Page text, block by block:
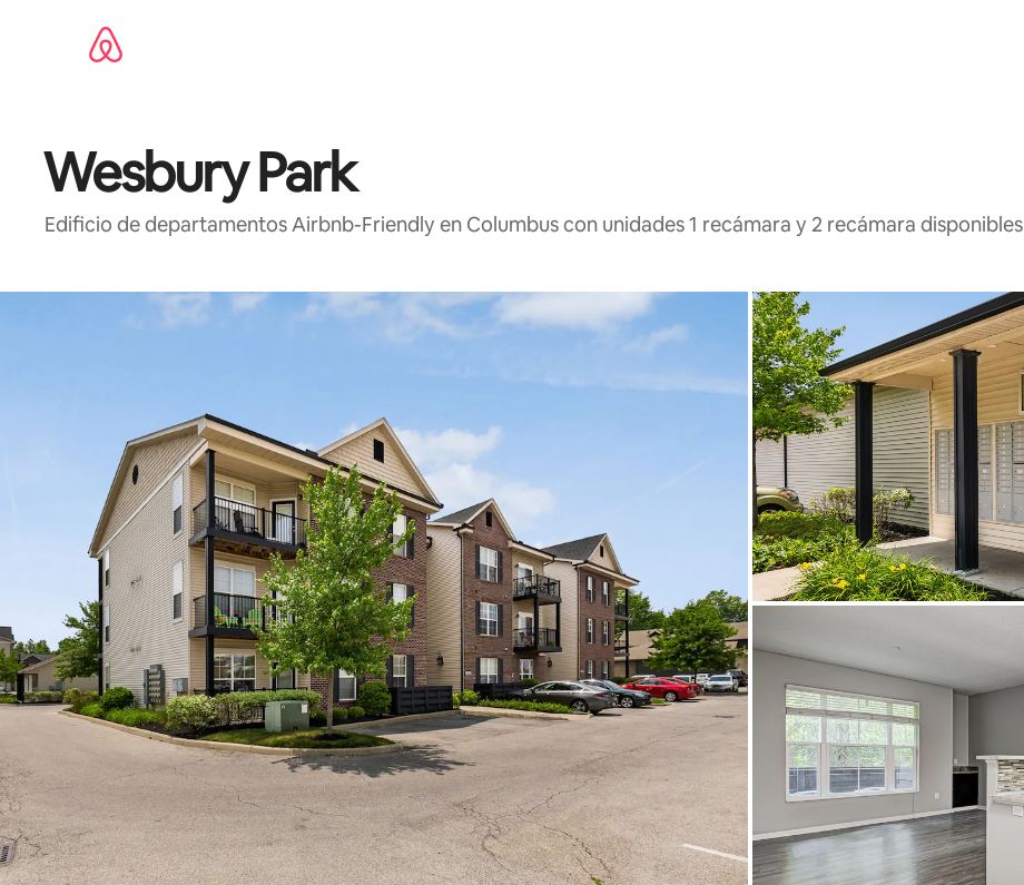
Wesbury Park
Edificio de departamentos Airbnb-Friendly en Columbus con unidades 1 recámara y 2 recámara disponibles